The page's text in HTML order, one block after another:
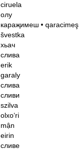
ciruela
олу
караҗимеш •qaracimeş
švestka
хьач
слива
erik
garaly
слива
сливи
szilva
olxoʻri
mận
eirin
сливе